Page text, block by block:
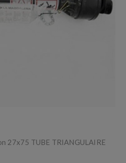
27x75 TUBE TRIANGULAIRE